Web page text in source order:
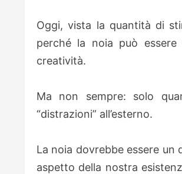
Oggi, vista la quantità di
perché la noia può
creatività.
Ma non sempre: solo
“distrazioni” all’esterno.
La noia dovrebbe essere
aspetto della nostra